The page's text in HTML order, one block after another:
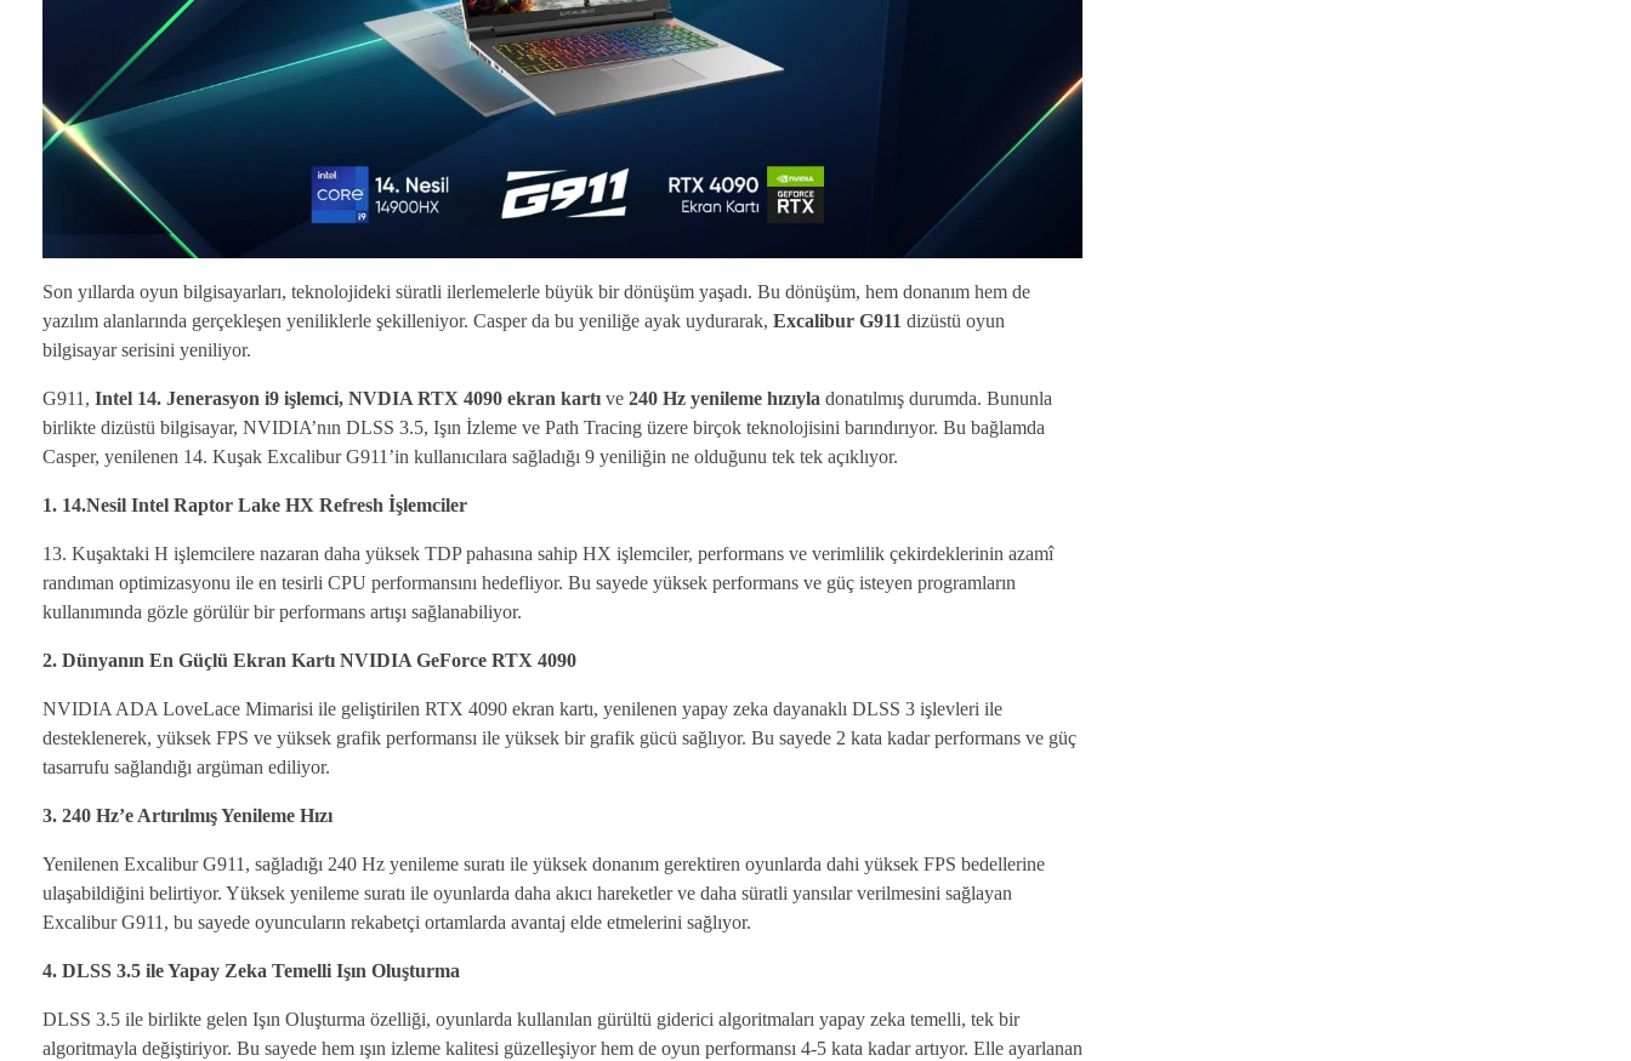
Son yıllarda oyun bilgisayarları, teknolojideki süratli ilerlemelerle büyük bir dönüşüm yaşadı. Bu dönüşüm, hem donanım hem de
yazılım alanlarında gerçekleşen yeniliklerle şekilleniyor. Casper da bu yeniliğe ayak uydurarak, Excalibur G911 dizüstü oyun
bilgisayar serisini yeniliyor.
G911, Intel 14. Jenerasyon i9 işlemci, NVDIA RTX 4090 ekran kartı ve 240 Hz yenileme hızıyla donatılmış durumda. Bununla
birlikte dizüstü bilgisayar, NVIDIA’nın DLSS 3.5, Işın İzleme ve Path Tracing üzere birçok teknolojisini barındırıyor. Bu bağlamda
Casper, yenilenen 14. Kuşak Excalibur G911’in kullanıcılara sağladığı 9 yeniliğin ne olduğunu tek tek açıklıyor.
1. 14.Nesil Intel Raptor Lake HX Refresh İşlemciler
13. Kuşaktaki H işlemcilere nazaran daha yüksek TDP pahasına sahip HX işlemciler, performans ve verimlilik çekirdeklerinin azamî
randıman optimizasyonu ile en tesirli CPU performansını hedefliyor. Bu sayede yüksek performans ve güç isteyen programların
kullanımında gözle görülür bir performans artışı sağlanabiliyor.
2. Dünyanın En Güçlü Ekran Kartı NVIDIA GeForce RTX 4090
NVIDIA ADA LoveLace Mimarisi ile geliştirilen RTX 4090 ekran kartı, yenilenen yapay zeka dayanaklı DLSS 3 işlevleri ile
desteklenerek, yüksek FPS ve yüksek grafik performansı ile yüksek bir grafik gücü sağlıyor. Bu sayede 2 kata kadar performans ve güç
tasarrufu sağlandığı argüman ediliyor.
3. 240 Hz’e Artırılmış Yenileme Hızı
Yenilenen Excalibur G911, sağladığı 240 Hz yenileme suratı ile yüksek donanım gerektiren oyunlarda dahi yüksek FPS bedellerine
ulaşabildiğini belirtiyor. Yüksek yenileme suratı ile oyunlarda daha akıcı hareketler ve daha süratli yansılar verilmesini sağlayan
Excalibur G911, bu sayede oyuncuların rekabetçi ortamlarda avantaj elde etmelerini sağlıyor.
4. DLSS 3.5 ile Yapay Zeka Temelli Işın Oluşturma
DLSS 3.5 ile birlikte gelen Işın Oluşturma özelliği, oyunlarda kullanılan gürültü giderici algoritmaları yapay zeka temelli, tek bir
algoritmayla değiştiriyor. Bu sayede hem ışın izleme kalitesi güzelleşiyor hem de oyun performansı 4-5 kata kadar artıyor. Elle ayarlanan